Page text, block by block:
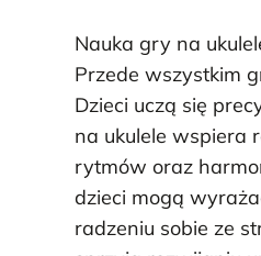
Nauka gry na
Przede wszystkim
Dzieci uczą się
na ukulele wspiera
rytmów oraz
dzieci mogą
radzeniu sobie ze